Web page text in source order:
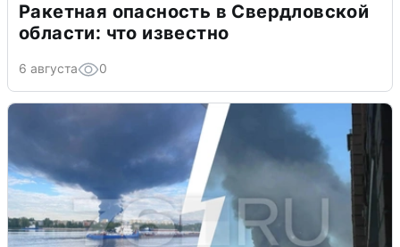
Ракетная опасность в Свердловской
области: что известно
6 августа 0